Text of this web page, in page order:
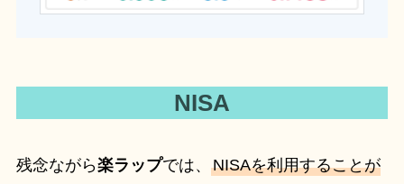
NISA
残念ながら楽ラップでは、 NISAを利用することが